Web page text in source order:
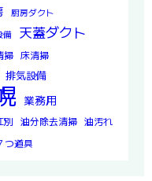
厨房ダクト
備 天蓋ダクト
掃 床清掃
排気設備
業務用
別 油分除去清掃 油汚れ
つ道具